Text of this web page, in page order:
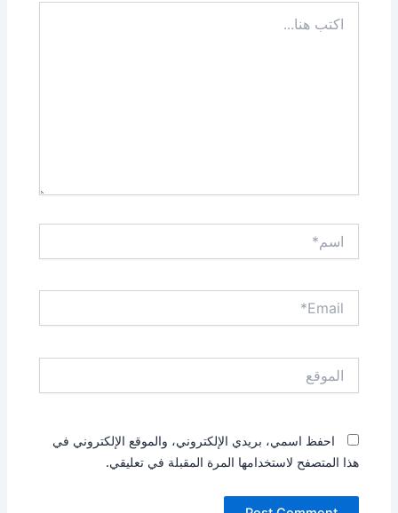
هنا...
احفظ اسمي، بريدي الإلكتروني، والموقع الإلكتروني في
هذا المتصفح لاستخدامها المرة المقبلة في تعليقي.